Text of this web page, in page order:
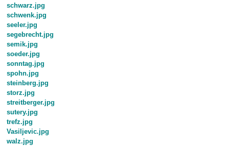
schwarz.jpg
schwenk.jpg
seeler.jpg
segebrecht.jpg
semik.jpg
soeder.jpg
sonntag.jpg
spohn.jpg
steinberg.jpg
storz.jpg
streitberger.jpg
sutery.jpg
trefz.jpg
Vasiljevic.jpg
walz.jpg